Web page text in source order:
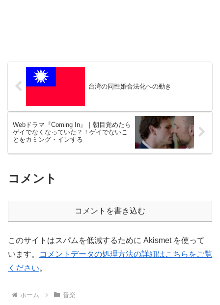
台湾の同性婚合法化への動き
Webドラマ『Coming In』｜朝目覚めたら
ゲイでなくなっていた？！ゲイでないこ
とをカミング・インする
コメント
コメントを書き込む
このサイトはスパムを低減するために Akismet を使って
います。
コメントデータの処理方法の詳細はこちらをご覧
ください。
ホーム 音楽